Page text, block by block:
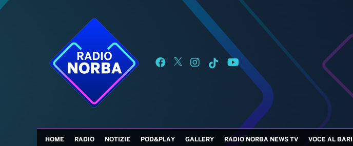
HOME RADIO NOTIZIE POD&PLAY GALLERY RADIO NORBA NEWS TV VOCE AL BARI